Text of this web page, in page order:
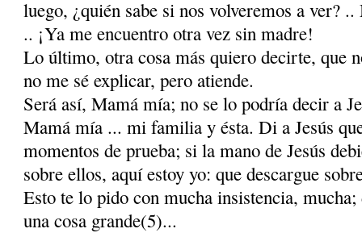
luego, ¿quién sabe si nos volveremos a ver?
.. ¡Ya me encuentro otra vez sin madre!
Lo último, otra cosa más quiero decirte, que
no me sé explicar, pero atiende.
Será así, Mamá mía; no se lo podría decir a
Mamá mía ... mi familia y ésta. Di a Jesús
momentos de prueba; si la mano de Jesús
sobre ellos, aquí estoy yo: que descargue
Esto te lo pido con mucha insistencia, mucha;
una cosa grande(5)...